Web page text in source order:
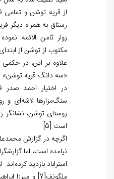
از قریه توشن و
رستاق به همراه دیگر
زوار ثامن الائمه
مکتوب از توشن از
«سه دانگ قریه
در اختیار احمد صدر
سنگ‌مزارها لاشه‌ای و
روستای توشن، نشانگر
است.[5]
اگرچه در گزارش
نیامده است، اما
استراباد بازدید